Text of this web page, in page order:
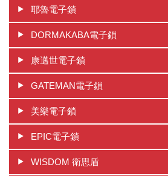
耶魯電子鎖
DORMAKABA電子鎖
康邁世電子鎖
GATEMAN電子鎖
美樂電子鎖
EPIC電子鎖
WISDOM 衛思盾